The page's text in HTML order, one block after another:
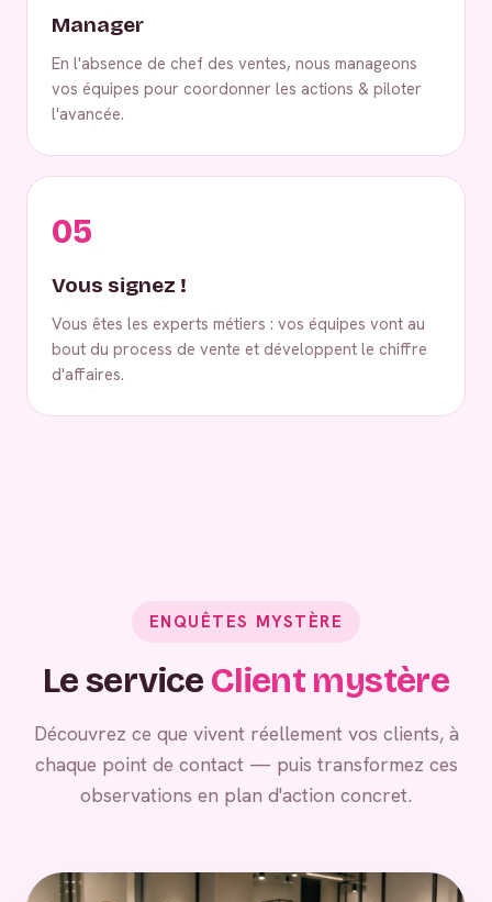
Manager
En l'absence de chef des ventes, nous manageons
vos équipes pour coordonner les actions & piloter
l'avancée.
05
Vous signez !
Vous êtes les experts métiers : vos équipes vont au
bout du process de vente et développent le chiffre
d'affaires.
ENQUÊTES MYSTÈRE
Le service Client mystère
Découvrez ce que vivent réellement vos clients, à
chaque point de contact — puis transformez ces
observations en plan d'action concret.